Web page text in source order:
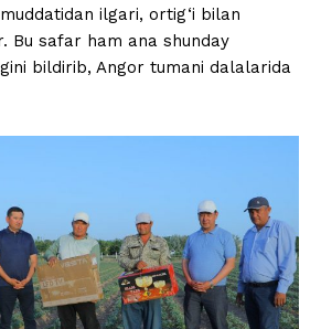
ilgari, ortig‘i bilan
Bu safar ham ana shunday
bildirib, Angor tumani dalalarida